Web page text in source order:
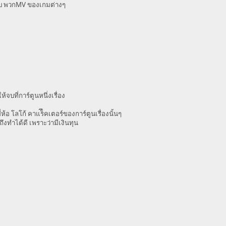
พวกMV ของเกมต่างๆ
จบที่การ์ตูนหนึ่งเรื่อง
อ โลโก้ คาแร็ึคเตอร์ของการ์ตูนเรื่องนั้นๆ
ทำได้ดี เพราะว่ามีเงินทุน